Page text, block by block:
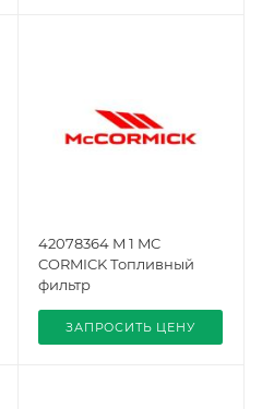
42078364 M 1 MC
CORMICK Топливный
фильтр
ЗАПРОСИТЬ ЦЕНУ